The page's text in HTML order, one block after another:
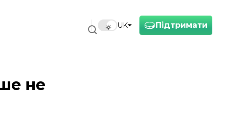
Підтримати
UK
не